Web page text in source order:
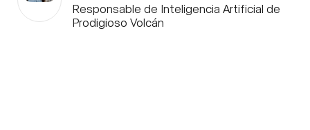
Responsable de Inteligencia Artificial de
Prodigioso Volcán